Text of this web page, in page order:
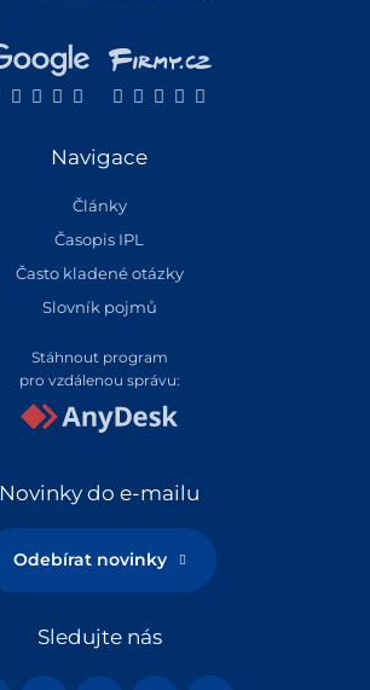
Navigace
Články
Časopis IPL
Často kladené otázky
Slovník pojmů
Stáhnout program
pro vzdálenou správu:
Novinky do e-mailu
Odebírat novinky
Sledujte nás